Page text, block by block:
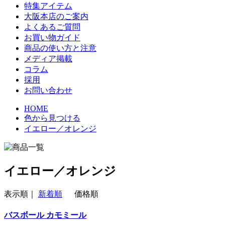
特集アイテム
大阪本店のご案内
よくあるご質問
お買い物ガイド
商品の使い方と注意
メディア掲載
コラム
採用
お問い合わせ
HOME
色から見つける
イエロー／オレンジ
イエロー／オレンジ
表示順｜ 新着順 価格順
バスボール カモミール